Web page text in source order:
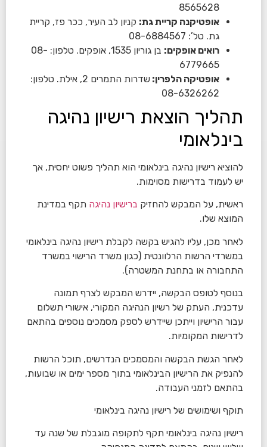
8565628
אופטיקנה קריית גת: קניון לב העיר, ככר פז, קריית
גת. טל’: 08-6884567
רואים אופקים:
בן גוריון 1535, אופקים. טלפון: 08-
6779665
אופטיקה הלפרין:
שדרות התמרים 2, אילת. טלפון:
08-6326262
תהליך הוצאת רישיון נהיגה
בינלאומי
להוציא רישיון נהיגה בינלאומי הוא תהליך פשוט יחסית, אך
יש לעמוד בדרישות מסוימות.
ראשית, על המבקש להחזיק ברישיון נהיגה תקף במדינת
המוצא שלו.
לאחר מכן, עליו להגיש בקשה לקבלת רישיון נהיגה בינלאומי
במשרדי הרשות הרלוונטית (כגון משרד הרישוי במשרד
התחבורה או בתחנת המשטרה).
בנוסף לטופס הבקשה, יידרש המבקש לצרף תמונה
עדכנית, העתק של רשיון הנהיגה המקורי, אישורי תשלום
עבור הרישיון וייתכן שיידרש לספק מסמכים נוספים בהתאם
לדרישות המקומיות.
לאחר הגשת הבקשה והמסמכים הנדרשים, תוכל הרשות
להנפיק את הרישיון הבינלאומי בתוך מספר ימים או שבועות,
בהתאם לזמני העבודה.
תוקף ושימושים של רישיון נהיגה בינלאומי
רישיון נהיגה בינלאומי תקף לתקופה מוגבלת של שנה עד